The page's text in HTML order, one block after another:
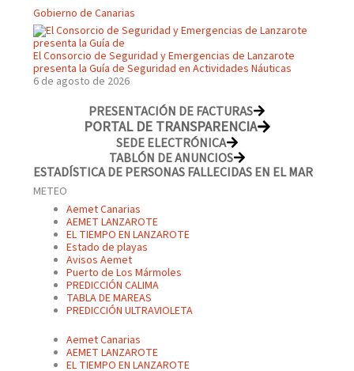
Gobierno de Canarias
El Consorcio de Seguridad y Emergencias de Lanzarote
presenta la Guía de Seguridad en Actividades Náuticas
6 de agosto de 2026
PRESENTACIÓN DE FACTURAS
PORTAL DE TRANSPARENCIA
SEDE ELECTRÓNICA
TABLÓN DE ANUNCIOS
ESTADÍSTICA DE PERSONAS FALLECIDAS EN EL MAR
METEO
Aemet Canarias
AEMET LANZAROTE
EL TIEMPO EN LANZAROTE
Estado de playas
Avisos Aemet
Puerto de Los Mármoles
PREDICCIÓN CALIMA
TABLA DE MAREAS
PREDICCIÓN ULTRAVIOLETA
Aemet Canarias
AEMET LANZAROTE
EL TIEMPO EN LANZAROTE